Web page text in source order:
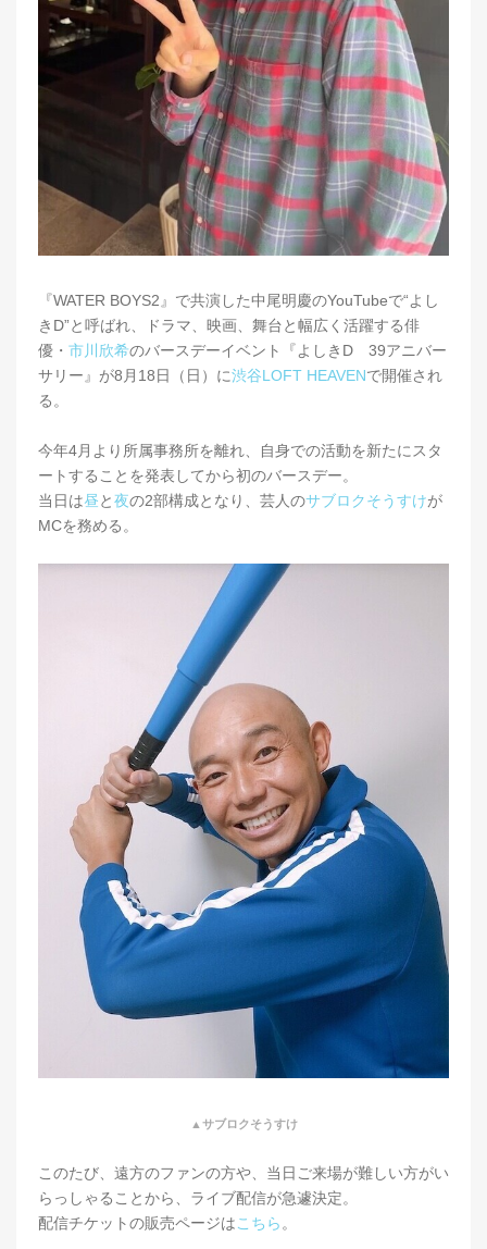
『WATER BOYS2』で共演した中尾明慶のYouTubeで“よし
きD”と呼ばれ、ドラマ、映画、舞台と幅広く活躍する俳
優・ 市川欣希のバースデーイベント『よしきD 39アニバー
サリー』が8月18日（日）に渋谷LOFT HEAVENで開催され
る。
今年4月より所属事務所を離れ、自身での活動を新たにスタ
ートすることを発表してから初のバースデー。
当日は昼と夜の2部構成となり、芸人のサブロクそうすけが
MCを務める。
▲サブロクそうすけ
このたび、遠方のファンの方や、当日ご来場が難しい方がい
らっしゃることから、ライブ配信が急遽決定。
配信チケットの販売ページはこちら 。